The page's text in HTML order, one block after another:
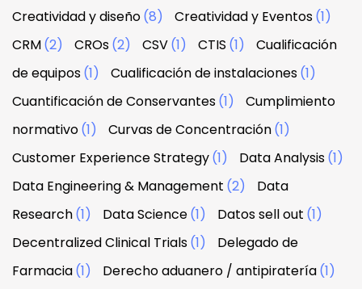
Creatividad y diseño(8) Creatividad y Eventos(1)
CRM(2) CROs(2) CSV(1) CTIS (1)
Cualificación
de equipos(1) Cualificación de instalaciones(1)
Cuantificación de Conservantes(1)
Cumplimiento
normativo(1) Curvas de Concentración(1)
Customer Experience Strategy(1) Data Analysis(1)
Data Engineering & Management (2)
Data
Research(1) Data Science(1) Datos sell out (1)
Decentralized Clinical Trials(1)
Delegado de
Farmacia(1) Derecho aduanero / antipiratería(1)